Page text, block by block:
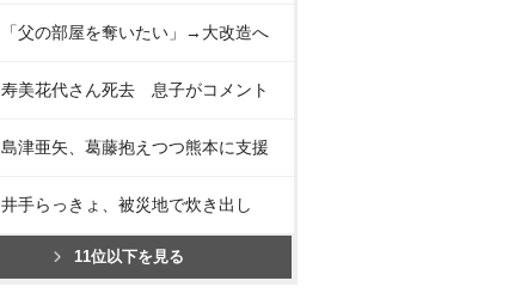
「父の部屋を奪いたい」→大改造へ
寿美花代さん死去 息子がコメント
島津亜矢、葛藤抱えつつ熊本に支援
井手らっきょ、被災地で炊き出し
11位以下を見る